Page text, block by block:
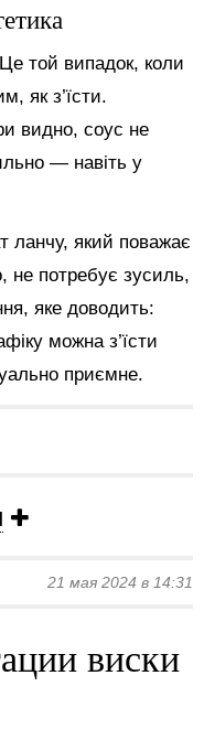
той випадок, коли
як з’їсти.
видно, соус не
— навіть у
який поважає
не потребує зусиль,
яке доводить:
можна з’їсти
приємне.
21 мая 2024 в 14:31
виски